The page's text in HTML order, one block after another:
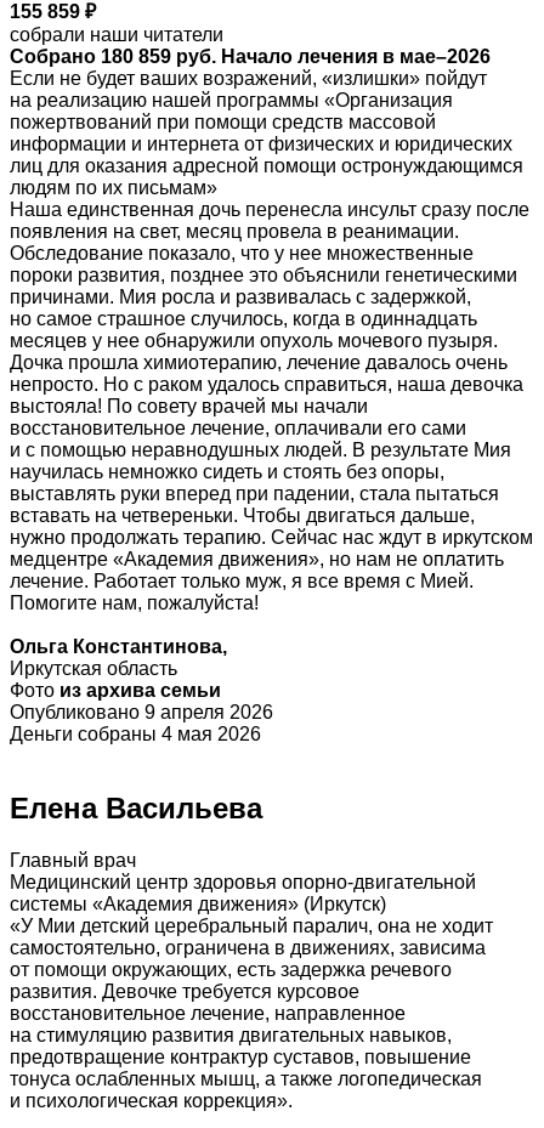
155 859 ₽
собрали наши читатели
Собрано 180 859 руб. Начало лечения в мае–2026
Если не будет ваших возражений, «излишки» пойдут
на реализацию нашей программы «Организация
пожертвований при помощи средств массовой
информации и интернета от физических и юридических
лиц для оказания адресной помощи остронуждающимся
людям по их письмам»
Наша единственная дочь перенесла инсульт сразу после
появления на свет, месяц провела в реанимации.
Обследование показало, что у нее множественные
пороки развития, позднее это объяснили генетическими
причинами. Мия росла и развивалась с задержкой,
но самое страшное случилось, когда в одиннадцать
месяцев у нее обнаружили опухоль мочевого пузыря.
Дочка прошла химиотерапию, лечение давалось очень
непросто. Но с раком удалось справиться, наша девочка
выстояла! По совету врачей мы начали
восстановительное лечение, оплачивали его сами
и с помощью неравнодушных людей. В результате Мия
научилась немножко сидеть и стоять без опоры,
выставлять руки вперед при падении, стала пытаться
вставать на четвереньки. Чтобы двигаться дальше,
нужно продолжать терапию. Сейчас нас ждут в иркутском
медцентре «Академия движения», но нам не оплатить
лечение. Работает только муж, я все время с Мией.
Помогите нам, пожалуйста!
Ольга Константинова,
Иркутская область
Фото из архива семьи
Опубликовано 9 апреля 2026
Деньги собраны 4 мая 2026
Елена Васильева
Главный врач
Медицинский центр здоровья опорно-двигательной
системы «Академия движения» (Иркутск)
«У Мии детский церебральный паралич, она не ходит
самостоятельно, ограничена в движениях, зависима
от помощи окружающих, есть задержка речевого
развития. Девочке требуется курсовое
восстановительное лечение, направленное
на стимуляцию развития двигательных навыков,
предотвращение контрактур суставов, повышение
тонуса ослабленных мышц, а также логопедическая
и психологическая коррекция».